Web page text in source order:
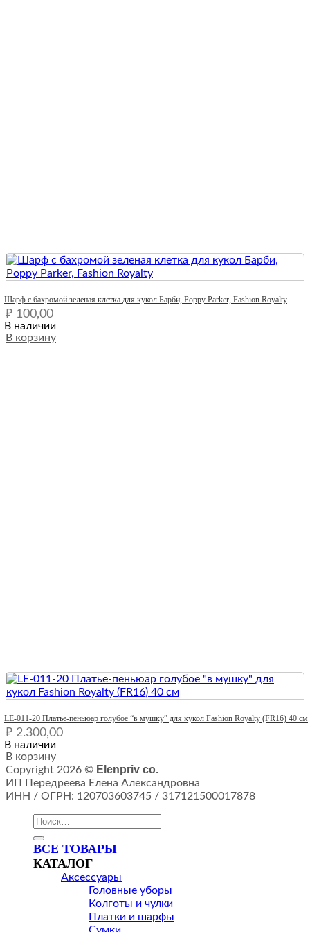
Шарф с бахромой зеленая клетка для кукол Барби, Poppy Parker, Fashion Royalty
₽ 100,00
В наличии
В корзину
LE-011-20 Платье-пеньюар голубое “в мушку” для кукол Fashion Royalty (FR16) 40 см
₽ 2.300,00
В наличии
В корзину
Copyright 2026 © Elenpriv co.
ИП Передреева Елена Александровна
ИНН / ОГРН: 120703603745 / 317121500017878
Искать:
ВСЕ ТОВАРЫ
КАТАЛОГ
Аксессуары
Головные уборы
Колготы и чулки
Платки и шарфы